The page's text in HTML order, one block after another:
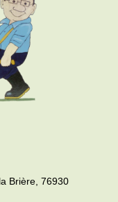
Brière, 76930